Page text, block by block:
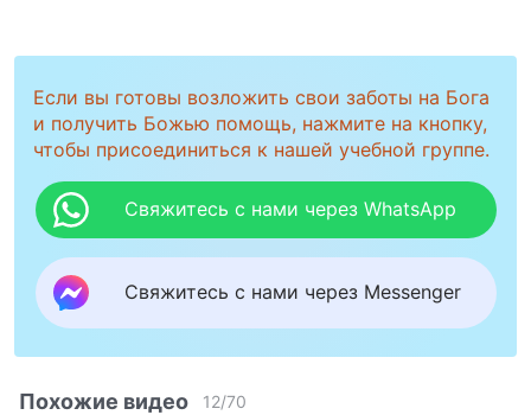
Если вы готовы возложить свои заботы на Бога
и получить Божью помощь, нажмите на кнопку,
чтобы присоединиться к нашей учебной группе.
Свяжитесь с нами через WhatsApp
Свяжитесь с нами через Messenger
Похожие видео 12/70